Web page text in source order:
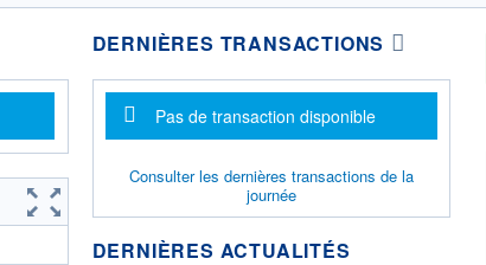
DERNIÈRES TRANSACTIONS
Message d'information
Pas de transaction disponible
Consulter les dernières transactions de la
journée
DERNIÈRES ACTUALITÉS